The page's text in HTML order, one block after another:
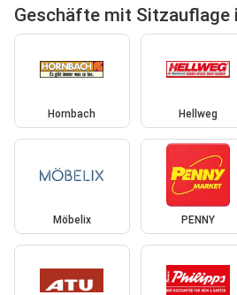
Geschäfte mit Sitzauflage
Hornbach Hellweg
Möbelix PENNY